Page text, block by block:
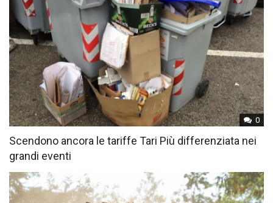
0
Scendono ancora le tariffe Tari Più differenziata nei
grandi eventi